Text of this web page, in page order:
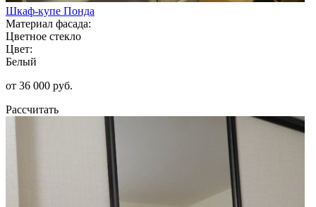
Шкаф-купе Понда
Материал фасада:
Цветное стекло
Цвет:
Белый
от 36 000 руб.
Рассчитать